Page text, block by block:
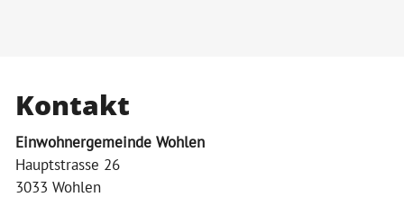
Kontakt
Einwohnergemeinde Wohlen
Hauptstrasse 26
3033 Wohlen